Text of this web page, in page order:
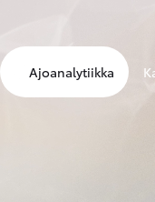
Ajoanalytiikka